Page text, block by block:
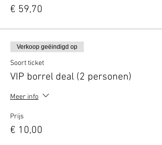
€ 59,70
Verkoop geëindigd op
Soort ticket
VIP borrel deal (2 personen)
Meer info
Prijs
€ 10,00